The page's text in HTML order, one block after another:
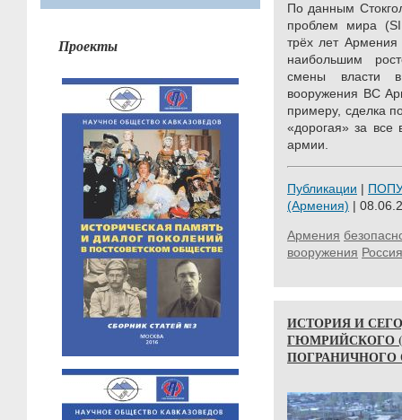
Проекты
По данным
проблем мира
трёх лет
наибольшим
смены власти
вооружения ВС
примеру, сделка
«дорогая» за все
армии.
Публикации |
(Армения) |
Армения
вооружения Россия
ИСТОРИЯ И
ГЮМРИЙСКОГО
ПОГРАНИЧНОГО